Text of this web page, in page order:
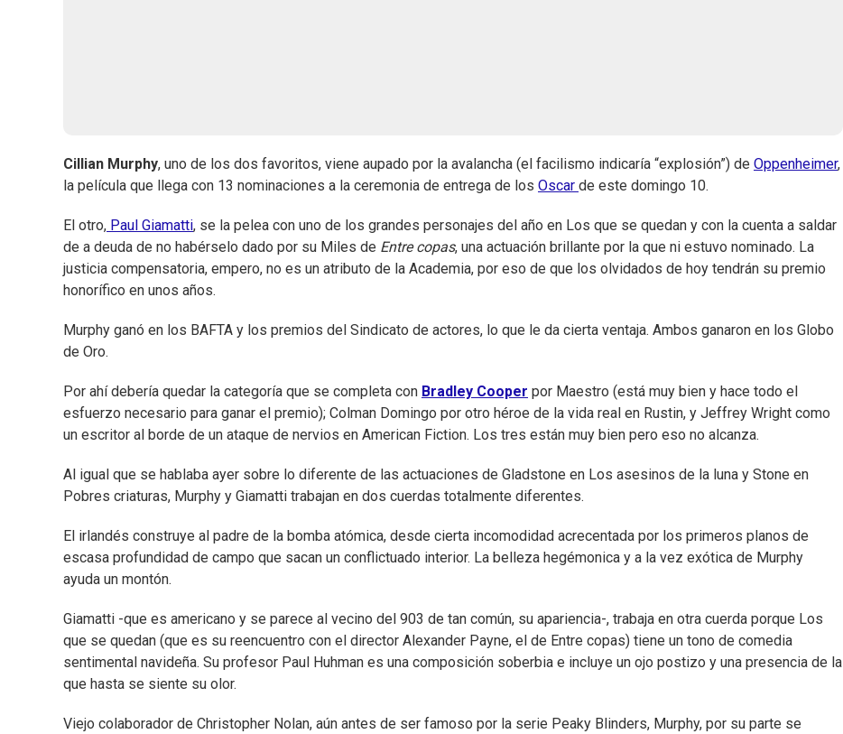
Cillian Murphy, uno de los dos favoritos, viene aupado por la avalancha (el facilismo indicaría “explosión”) de Oppenheimer,
la película que llega con 13 nominaciones a la ceremonia de entrega de los Oscar de este domingo 10.
El otro, Paul Giamatti, se la pelea con uno de los grandes personajes del año en Los que se quedan y con la cuenta a saldar
de a deuda de no habérselo dado por su Miles de Entre copas, una actuación brillante por la que ni estuvo nominado. La
justicia compensatoria, empero, no es un atributo de la Academia, por eso de que los olvidados de hoy tendrán su premio
honorífico en unos años.
Murphy ganó en los BAFTA y los premios del Sindicato de actores, lo que le da cierta ventaja. Ambos ganaron en los Globo
de Oro.
Por ahí debería quedar la categoría que se completa con Bradley Cooper por Maestro (está muy bien y hace todo el
esfuerzo necesario para ganar el premio); Colman Domingo por otro héroe de la vida real en Rustin, y Jeffrey Wright como
un escritor al borde de un ataque de nervios en American Fiction. Los tres están muy bien pero eso no alcanza.
Al igual que se hablaba ayer sobre lo diferente de las actuaciones de Gladstone en Los asesinos de la luna y Stone en
Pobres criaturas, Murphy y Giamatti trabajan en dos cuerdas totalmente diferentes.
El irlandés construye al padre de la bomba atómica, desde cierta incomodidad acrecentada por los primeros planos de
escasa profundidad de campo que sacan un conflictuado interior. La belleza hegémonica y a la vez exótica de Murphy
ayuda un montón.
Giamatti -que es americano y se parece al vecino del 903 de tan común, su apariencia-, trabaja en otra cuerda porque Los
que se quedan (que es su reencuentro con el director Alexander Payne, el de Entre copas) tiene un tono de comedia
sentimental navideña. Su profesor Paul Huhman es una composición soberbia e incluye un ojo postizo y una presencia de la
que hasta se siente su olor.
Viejo colaborador de Christopher Nolan, aún antes de ser famoso por la serie Peaky Blinders, Murphy, por su parte se